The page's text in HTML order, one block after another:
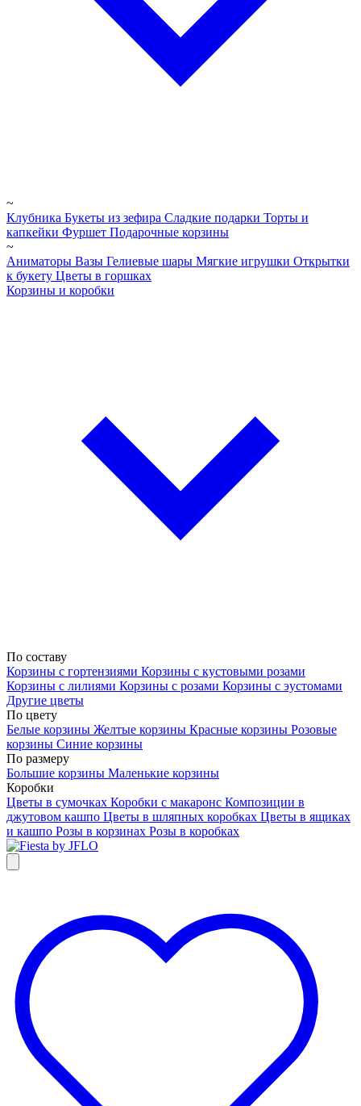
~
Клубника Букеты из зефира Сладкие подарки Торты и
капкейки Фуршет Подарочные корзины
~
Аниматоры Вазы Гелиевые шары Мягкие игрушки Открытки
к букету Цветы в горшках
Корзины и коробки
По составу
Корзины с гортензиями Корзины с кустовыми розами
Корзины с лилиями Корзины с розами Корзины с эустомами
Другие цветы
По цвету
Белые корзины Желтые корзины Красные корзины Розовые
корзины Синие корзины
По размеру
Большие корзины Маленькие корзины
Коробки
Цветы в сумочках Коробки с макаронс Композиции в
джутовом кашпо Цветы в шляпных коробках Цветы в ящиках
и кашпо Розы в корзинах Розы в коробках